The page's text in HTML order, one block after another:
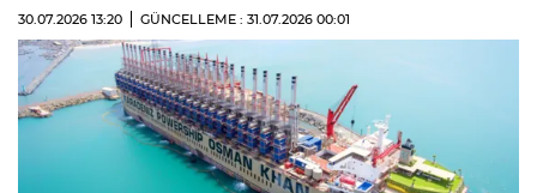
30.07.2026 13:20 GÜNCELLEME : 31.07.2026 00:01